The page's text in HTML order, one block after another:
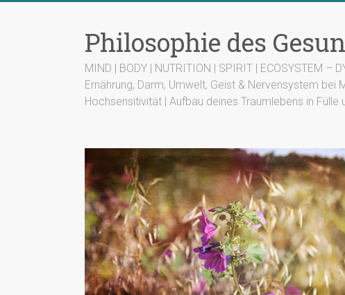
Philosophie des
MIND | BODY | NUTRITION | SPIRIT | ECOSYSTEM –
Ernährung, Darm, Umwelt, Geist & Nervensystem
Hochsensitivität | Aufbau deines Traumlebens in